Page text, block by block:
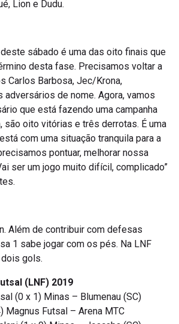
Lion e Dudu.
deste sábado é uma das oito finais que
desta fase. Precisamos voltar a
Carlos Barbosa, Jec/Krona,
adversários de nome. Agora, vamos
que está fazendo uma campanha
são oito vitórias e três derrotas. É uma
com uma situação tranquila para a
pontuar, melhorar nossa
ser um jogo muito difícil, complicado”
Além de contribuir com defesas
1 sabe jogar com os pés. Na LNF
gols.
(LNF) 2019
(0 x 1) Minas – Blumenau (SC)
Magnus Futsal – Arena MTC